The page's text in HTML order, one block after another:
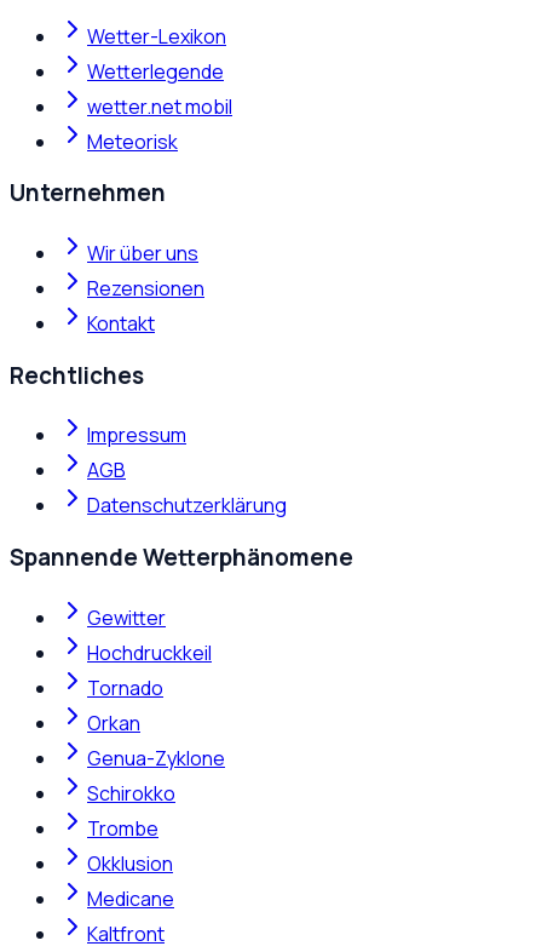
Wetter-Lexikon
Wetterlegende
wetter.net mobil
Meteorisk
Unternehmen
Wir über uns
Rezensionen
Kontakt
Rechtliches
Impressum
AGB
Datenschutzerklärung
Spannende Wetterphänomene
Gewitter
Hochdruckkeil
Tornado
Orkan
Genua-Zyklone
Schirokko
Trombe
Okklusion
Medicane
Kaltfront